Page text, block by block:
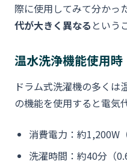
際に使用してみて分かっ
代が大きく異なる という
温水洗浄機能使用時
ドラム式洗濯機の多くは
の機能を使用すると電気
消費電力：約1,200W
洗濯時間：約40分（